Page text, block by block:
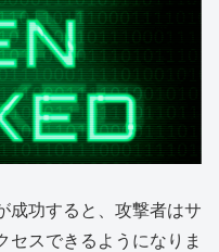
成功すると、攻撃者はサ
セスできるようになりま